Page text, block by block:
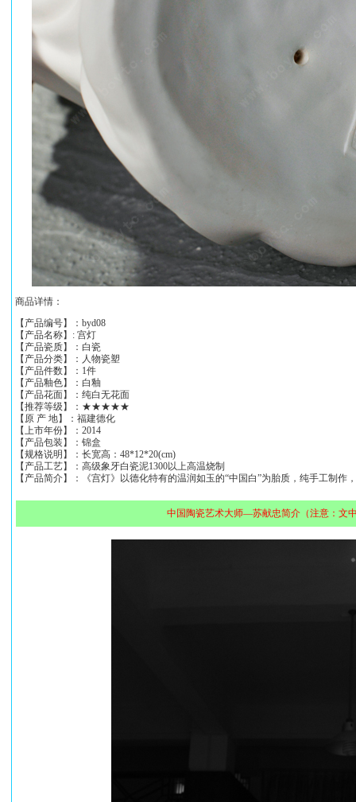
商品详情：
【产品编号】：byd08
【产品名称】: 宫灯
【产品瓷质】：白瓷
【产品分类】：人物瓷塑
【产品件数】：1件
【产品釉色】：白釉
【产品花面】：纯白无花面
【推荐等级】：★★★★★
【原 产 地】：福建德化
【上市年份】：2014
【产品包装】：锦盒
【规格说明】：长宽高：48*12*20(cm)
【产品工艺】：高级象牙白瓷泥1300以上高温烧制
【产品简介】：《宫灯》以德化特有的温润如玉的“中国白”为胎质，纯手工制
中国陶瓷艺术大师—苏献忠简介（注意：文